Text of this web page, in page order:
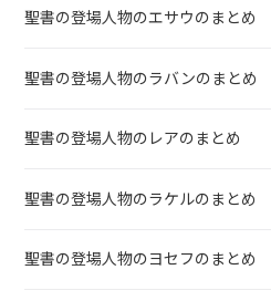
聖書の登場人物のエサウのまとめ
聖書の登場人物のラバンのまとめ
聖書の登場人物のレアのまとめ
聖書の登場人物のラケルのまとめ
聖書の登場人物のヨセフのまとめ